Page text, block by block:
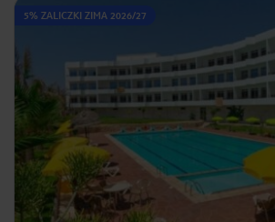
5% ZALICZKI ZIMA 2026/27